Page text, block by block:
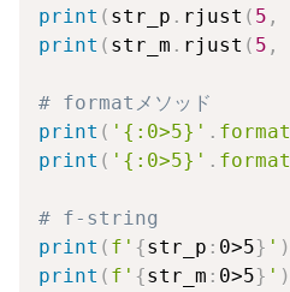
print ( str_p . rjust ( 5 ,
print ( str_m . rjust ( 5 ,
# formatメソッド
print ( '{:0>5}' . format
print ( '{:0>5}' . format
# f-string
print ( f' {str_p : 0>5} ' )
print ( f' {str_m : 0>5} ' )